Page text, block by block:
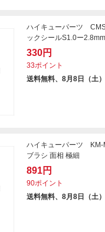
ハイキューパーツ
ックシールS1.0ー
330円
33ポイント
送料無料、8月8日（土）
ハイキューパーツ KM-
ブラシ 面相 極細
891円
90ポイント
送料無料、8月8日（土）